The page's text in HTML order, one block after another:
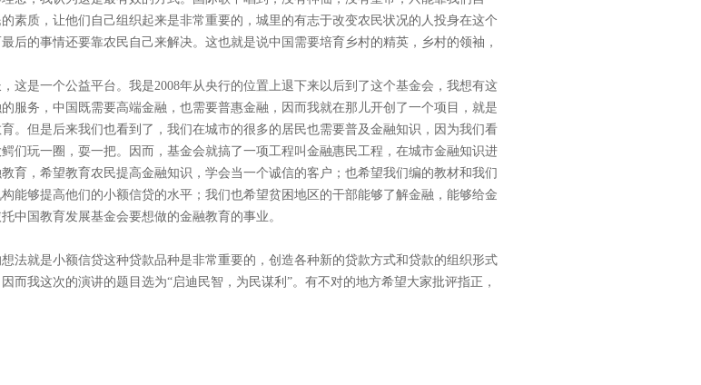
素质，让他们自己组织起来是非常重要的，城里的有志于改变农民状况的人投身在这个
后的事情还要靠农民自己来解决。这也就是说中国需要培育乡村的精英，乡村的领袖，
是一个公益平台。我是2008年从央行的位置上退下来以后到了这个基金会，我想有这
服务，中国既需要高端金融，也需要普惠金融，因而我就在那儿开创了一个项目，就是
。但是后来我们也看到了，我们在城市的很多的居民也需要普及金融知识，因为我们看
们玩一圈，耍一把。因而，基金会就搞了一项工程叫金融惠民工程，在城市金融知识进
育，希望教育农民提高金融知识，学会当一个诚信的客户；也希望我们编的教材和我们
能够提高他们的小额信贷的水平；我们也希望贫困地区的干部能够了解金融，能够给金
中国教育发展基金会要想做的金融教育的事业。
就是小额信贷这种贷款品种是非常重要的，创造各种新的贷款方式和贷款的组织形式
而我这次的演讲的题目选为“启迪民智，为民谋利”。有不对的地方希望大家批评指正，